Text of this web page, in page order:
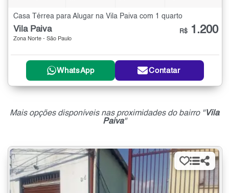
Casa Térrea para Alugar na Vila Paiva com 1 quarto
Vila Paiva
Zona Norte - São Paulo
R$ 1.200
WhatsApp Contatar
Mais opções disponíveis nas proximidades do bairro "Vila
Paiva"